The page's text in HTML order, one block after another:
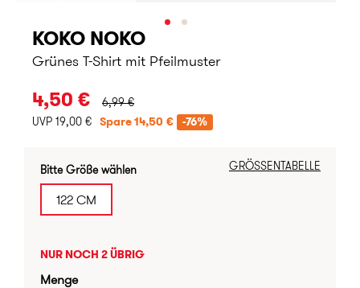
KOKO NOKO
Grünes T-Shirt mit Pfeilmuster
4,50 € URSPRÜNGLICHER PREIS:
6,99 €
UVP 19,00 €
Spare 14,50 € -76%
GRÖSSENTABELLE
Bitte Größe wählen
122 CM
NUR NOCH 2 ÜBRIG
Menge